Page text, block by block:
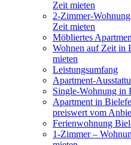
Zeit mieten
2-Zimmer-
Zeit mieten
Möbliertes
Wohnen auf Zeit in
mieten
Leistungsumfang
Apartment-
Single-Wohnung in
Apartment in
preiswert vom
Ferienwohnung
1-Zimmer –